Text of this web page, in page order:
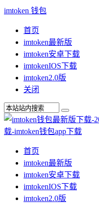
imtoken 钱包
首页
imtoken最新版
imtoken安卓下载
imtokenIOS下载
imtoken2.0版
关闭
首页
imtoken最新版
imtoken安卓下载
imtokenIOS下载
imtoken2.0版